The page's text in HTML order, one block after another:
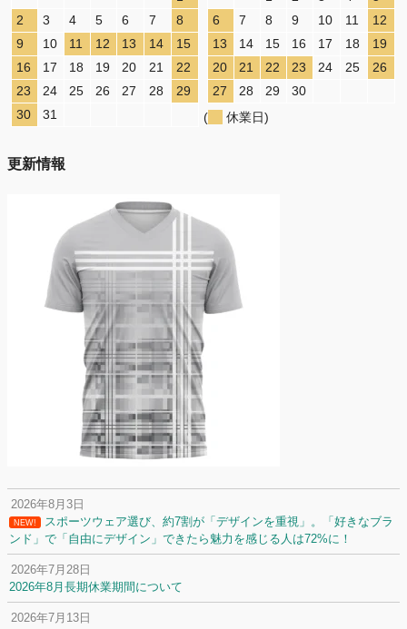
2
3 4 5 6 7
8
9
10 11 12 13 14
15
16
17 18 19 20 21
22
23
24 25 26 27 28
29
30
31
6
7 8 9 10 11
12
13
14 15 16 17 18
19
20
21 22 23 24 25
26
27
28 29
30
(
休業日)
更新情報
2026年8月3日
NEW!
スポーツウェア選び、約7割が「デザインを重視」。「好きなブラ
ンド」で「自由にデザイン」できたら魅力を感じる人は72%に！
2026年7月28日
2026年8月長期休業期間について
2026年7月13日